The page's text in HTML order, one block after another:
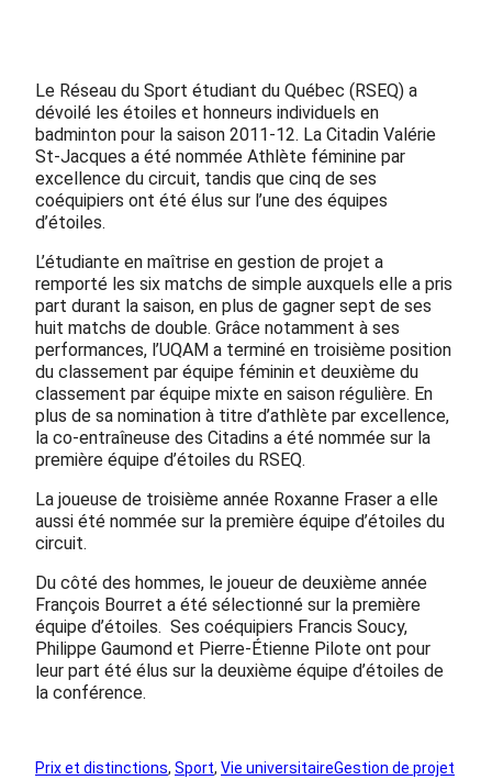
Le Réseau du Sport étudiant du Québec (RSEQ) a
dévoilé les étoiles et honneurs individuels en
badminton pour la saison 2011-12. La Citadin Valérie
St-Jacques a été nommée Athlète féminine par
excellence du circuit, tandis que cinq de ses
coéquipiers ont été élus sur l’une des équipes
d’étoiles.
L’étudiante en maîtrise en gestion de projet a
remporté les six matchs de simple auxquels elle a pris
part durant la saison, en plus de gagner sept de ses
huit matchs de double. Grâce notamment à ses
performances, l’UQAM a terminé en troisième position
du classement par équipe féminin et deuxième du
classement par équipe mixte en saison régulière. En
plus de sa nomination à titre d’athlète par excellence,
la co-entraîneuse des Citadins a été nommée sur la
première équipe d’étoiles du RSEQ.
La joueuse de troisième année Roxanne Fraser a elle
aussi été nommée sur la première équipe d’étoiles du
circuit.
Du côté des hommes, le joueur de deuxième année
François Bourret a été sélectionné sur la première
équipe d’étoiles. Ses coéquipiers Francis Soucy,
Philippe Gaumond et Pierre-Étienne Pilote ont pour
leur part été élus sur la deuxième équipe d’étoiles de
la conférence.
Prix et distinctions, Sport, Vie universitaireGestion de projet